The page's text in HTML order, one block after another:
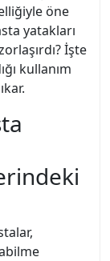
öne
yatakları
İşte
kullanım